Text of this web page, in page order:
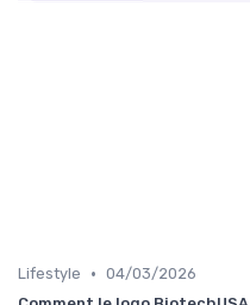
Lifestyle • 04/03/2026